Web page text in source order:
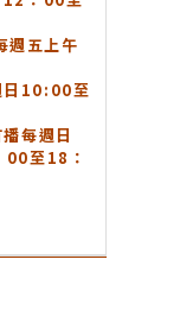
週五上午
日10:00至
每週日
至18：